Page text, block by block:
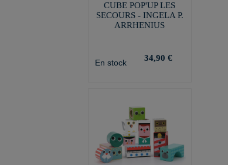
CUBE POP'UP LES
SECOURS - INGELA P.
ARRHENIUS
En stock 34,90 €